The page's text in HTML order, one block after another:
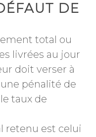
DE
total ou
livrées au jour
doit verser à
une pénalité de
taux de
retenu est celui